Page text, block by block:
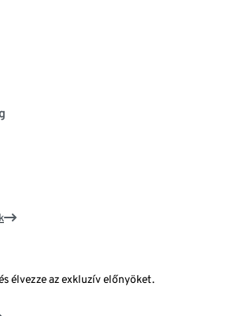
élvezze az exkluzív előnyöket.